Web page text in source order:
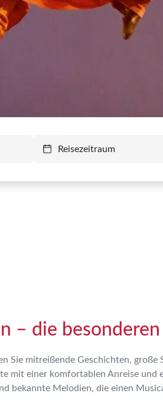
Reisezeitraum
– die
Sie mitreißende Geschichten,
mit einer komfortablen Anreise und
bekannte Melodien, die einen